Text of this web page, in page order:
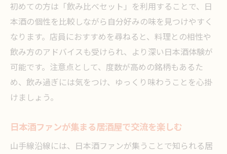
初めての方は「飲み比べセット」を利用することで、日
本酒の個性を比較しながら自分好みの味を見つけやすく
なります。店員におすすめを尋ねると、料理との相性や
飲み方のアドバイスも受けられ、より深い日本酒体験が
可能です。注意点として、度数が高めの銘柄もあるた
め、飲み過ぎには気をつけ、ゆっくり味わうことを心掛
けましょう。
日本酒ファンが集まる居酒屋で交流を楽しむ
山手線沿線には、日本酒ファンが集うことで知られる居